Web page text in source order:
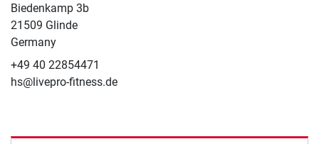
Biedenkamp 3b
21509 Glinde
Germany
+49 40 22854471
hs@livepro-fitness.de